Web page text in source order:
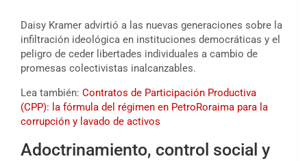
Daisy Kramer advirtió a las nuevas generaciones sobre la
infiltración ideológica en instituciones democráticas y el
peligro de ceder libertades individuales a cambio de
promesas colectivistas inalcanzables.
Lea también: Contratos de Participación Productiva
(CPP): la fórmula del régimen en PetroRoraima para la
corrupción y lavado de activos
Adoctrinamiento, control social y